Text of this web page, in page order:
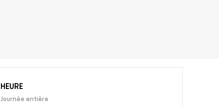
HEURE
Journée entière